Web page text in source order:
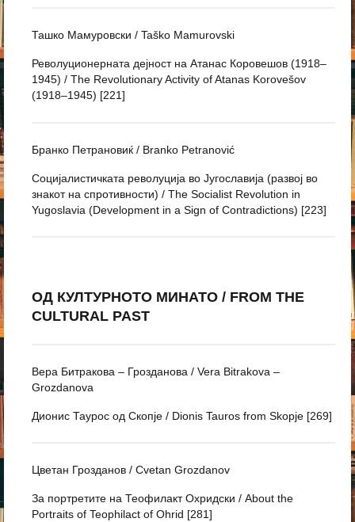
Ташко Мамуровски / Taško Mamurovski
Револуционерната дејност на Атанас Коровешов (1918–
1945) / The Revolutionary Activity of Atanas Korovešov
(1918–1945) [221]
Бранко Петрановиќ / Branko Petranović
Социјалистичката револуција во Југославија (развој во
знакот на спротивности) / The Socialist Revolution in
Yugoslavia (Development in a Sign of Contradictions) [223]
ОД КУЛТУРНОТО МИНАТО / FROM THE
CULTURAL PAST
Вера Битракова – Грозданова / Vera Bitrakova –
Grozdanova
Дионис Таурос од Скопје / Dionis Tauros from Skopje [269]
Цветан Грозданов / Cvetan Grozdanov
За портретите на Теофилакт Охридски / About the
Portraits of Teophilact of Ohrid [281]